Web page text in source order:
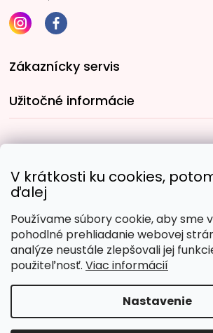
V krátkosti ku cookies,
ďalej
Používame súbory cookie, aby sme
pohodlné prehliadanie webovej
analýze neustále zlepšovali jej
použiteľnosť. Viac informácií
Nastavenie
Zákaznícky servis
Užitočné informácie
Obľúbené spôsoby
Copyright 2026